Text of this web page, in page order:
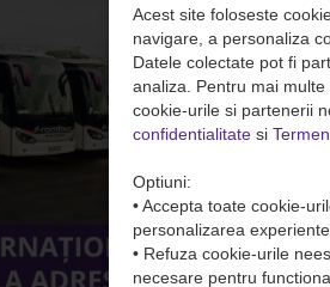
Acest site foloseste
navigare, a personaliza
Datele colectate pot fi
analiza. Pentru mai
cookie-urile si partenerii
confidentialitate si
Optiuni:
• Accepta toate cookie-
personalizarea
• Refuza cookie-urile
necesare pentru